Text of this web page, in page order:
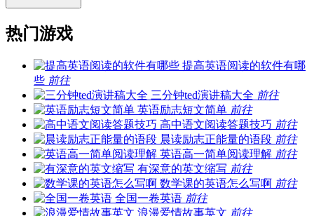
热门游戏
提高英语阅读的软件有哪
些 前往
三分钟ted演讲稿大全 前往
英语励志短文简单 前往
高中语文阅读答题技巧 前往
晨读励志正能量的语段 前往
英语高一简单阅读理解 前往
有深意的英文缩写 前往
数学课的英语怎么写啊 前往
全国一卷英语 前往
浪漫爱情故事英文 前往